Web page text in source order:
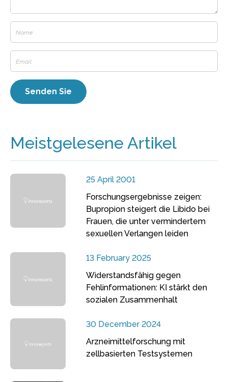
Meistgelesene Artikel
25 April 2001
Forschungsergebnisse zeigen:
Bupropion steigert die Libido bei
Frauen, die unter vermindertem
sexuellen Verlangen leiden
13 February 2025
Widerstandsfähig gegen
Fehlinformationen: KI stärkt den
sozialen Zusammenhalt
30 December 2024
Arzneimittelforschung mit
zellbasierten Testsystemen